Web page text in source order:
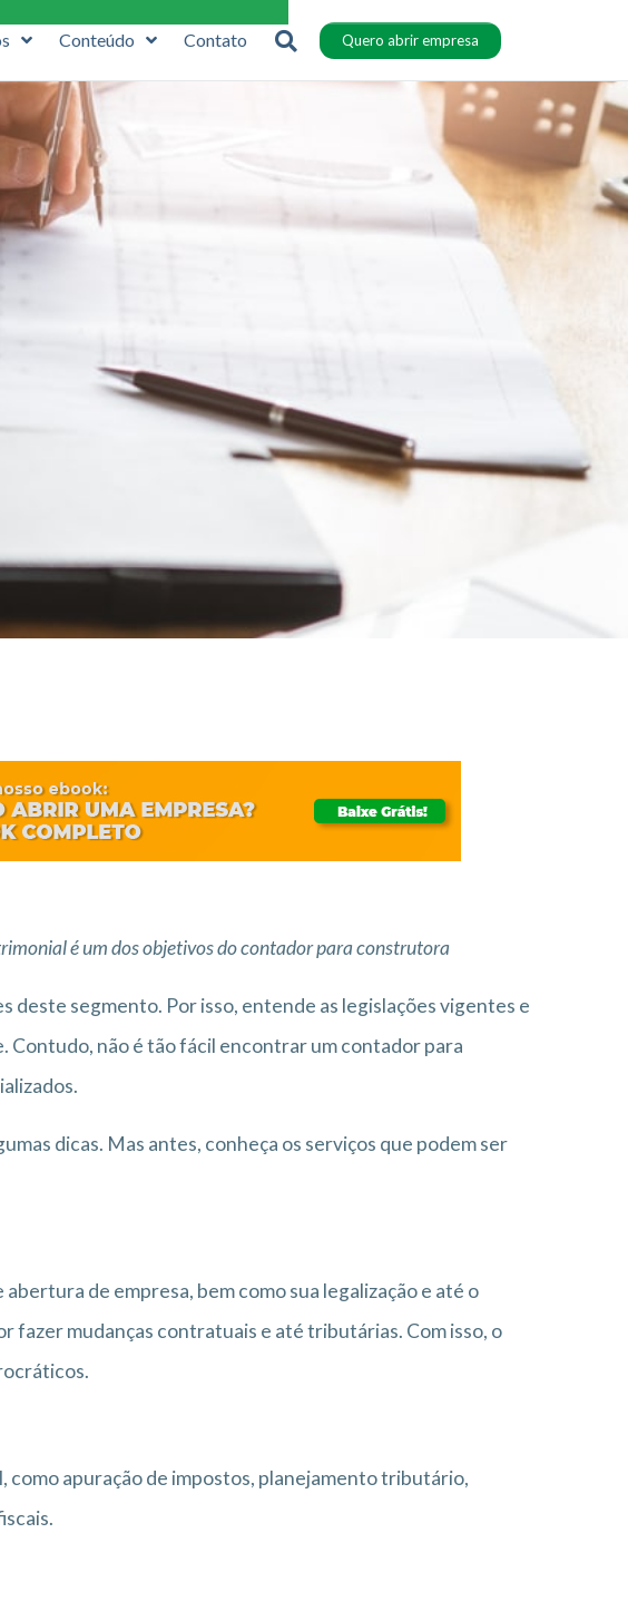
Conteúdo Contato Quero abrir empresa
é um dos objetivos do contador para construtora
deste segmento. Por isso, entende as legislações vigentes e
Contudo, não é tão fácil encontrar um contador para
dicas. Mas antes, conheça os serviços que podem ser
de empresa, bem como sua legalização e até o
fazer mudanças contratuais e até tributárias. Com isso, o
apuração de impostos, planejamento tributário,